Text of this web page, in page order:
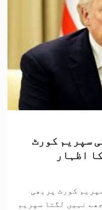
سپریم کورٹ
اظہار
کورٹ پربھی
نہیں لگتا سپریم